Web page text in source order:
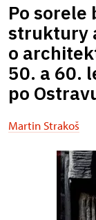
Po sorele
struktury
o
50. a 60.
po
Martin Strakoš